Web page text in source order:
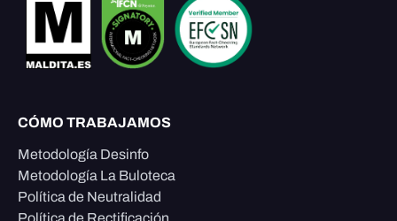
CÓMO TRABAJAMOS
Metodología Desinfo
Metodología La Buloteca
Política de Neutralidad